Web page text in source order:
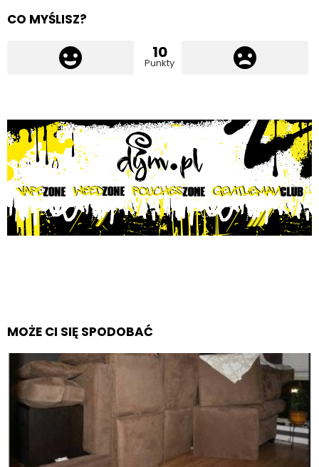
CO MYŚLISZ?
10
Punkty
MOŻE CI SIĘ SPODOBAĆ